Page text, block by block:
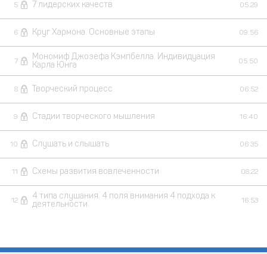
5 7 лидерских качеств 05:29
6 Круг Хармона. Основные этапы 09:56
7
Мономиф Джозефа Кэмпбелла. Индивидуация
Карла Юнга
05:50
8 Творческий процесс 06:52
9 Стадии творческого мышления 16:40
10 Слушать и слышать 06:35
11 Схемы развития вовлеченности 08:22
12
4 типа слушания. 4 поля внимания 4 подхода к
деятельности
16:53